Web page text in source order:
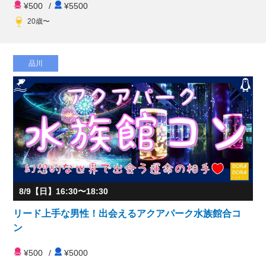
¥500 / ¥5500
20歳〜
品川
8/9【日】16:30〜18:30
リード上手な男性！出会えるアクアパーク水族館合コ
ン
¥500 / ¥5000